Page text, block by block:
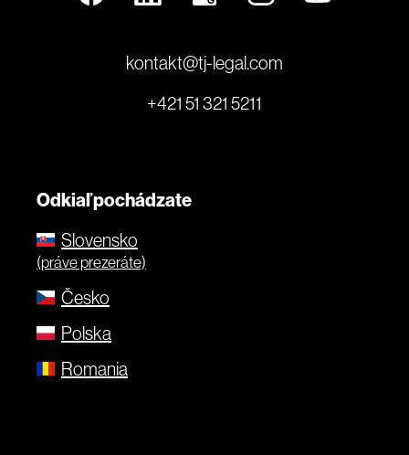
kontakt@tj-legal.com
+421 51 321 5211
Odkiaľ pochádzate
Slovensko
(práve prezeráte)
Česko
Polska
Romania